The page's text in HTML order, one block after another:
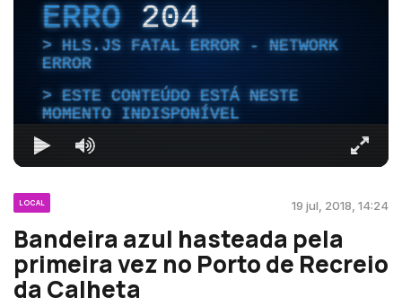
ERRO204
HLS.JS FATAL ERROR - NETWORK
ERROR
ESTE CONTEÚDO ESTÁ NESTE
MOMENTO INDISPONÍVEL
LOCAL 19 jul, 2018, 14:24
Bandeira azul hasteada pela
primeira vez no Porto de Recreio
da Calheta